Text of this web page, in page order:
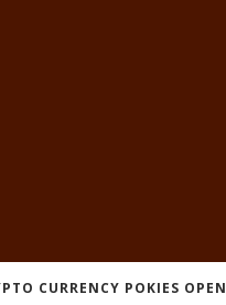
CURRENCY POKIES OPEN